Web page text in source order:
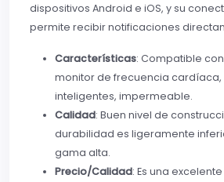
dispositivos Android e iOS, y su
permite recibir notificaciones
Características: Compatible
monitor de frecuencia cardíaca,
inteligentes, impermeable.
Calidad: Buen nivel de
durabilidad es ligeramente
gama alta.
Precio/Calidad: Es una